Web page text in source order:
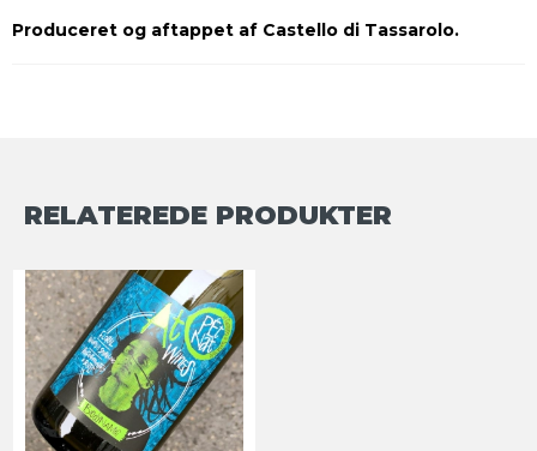
Produceret og aftappet af Castello di Tassarolo.
RELATEREDE PRODUKTER